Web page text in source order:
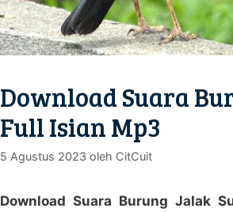
Download Suara
Full Isian Mp3
5 Agustus 2023 oleh CitCuit
Download Suara Burung Jalak